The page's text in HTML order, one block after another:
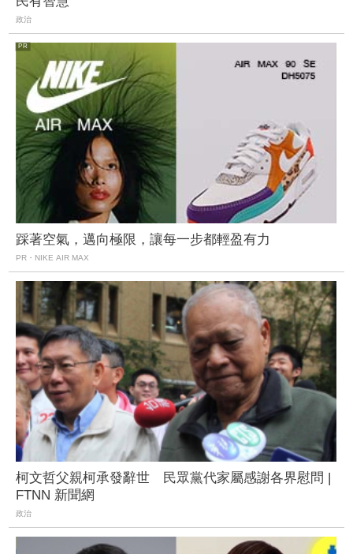
政治
踩著空氣，邁向極限，讓每一步都輕盈有力
PR・NIKE AIR MAX
柯文哲父親柯承發辭世 民眾黨代家屬感謝各界慰問 |
FTNN 新聞網
政治